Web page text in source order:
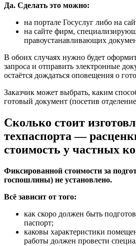
Да. Сделать это можно:
на портале Госуслуг либо на
на сайте фирм,
правоустанавливающих
В обоих случаях нужно будет
запроса и отправить электронные
остаётся дождаться оповещения о
Заказчик может выбрать, каким
готовый документ (посетив
Сколько стоит
техпаспорта —
стоимость у частных
Фиксированной стоимости за
госпошлины) не установлено.
Всё зависит от того:
как скоро должен быть
паспорт;
каковы характеристики
работы должен провести